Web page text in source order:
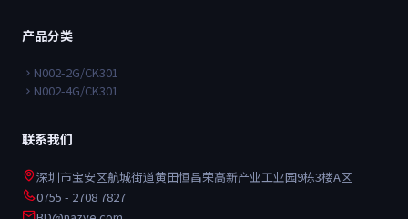
产品分类
N002-2G/CK301
N002-4G/CK301
联系我们
深圳市宝安区航城街道黄田恒昌荣高新产业工业园9栋3楼A区
0755 - 2708 7827